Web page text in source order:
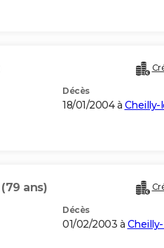
Décès
18/01/2004 à Cheilly-
(79 ans)
Décès
01/02/2003 à